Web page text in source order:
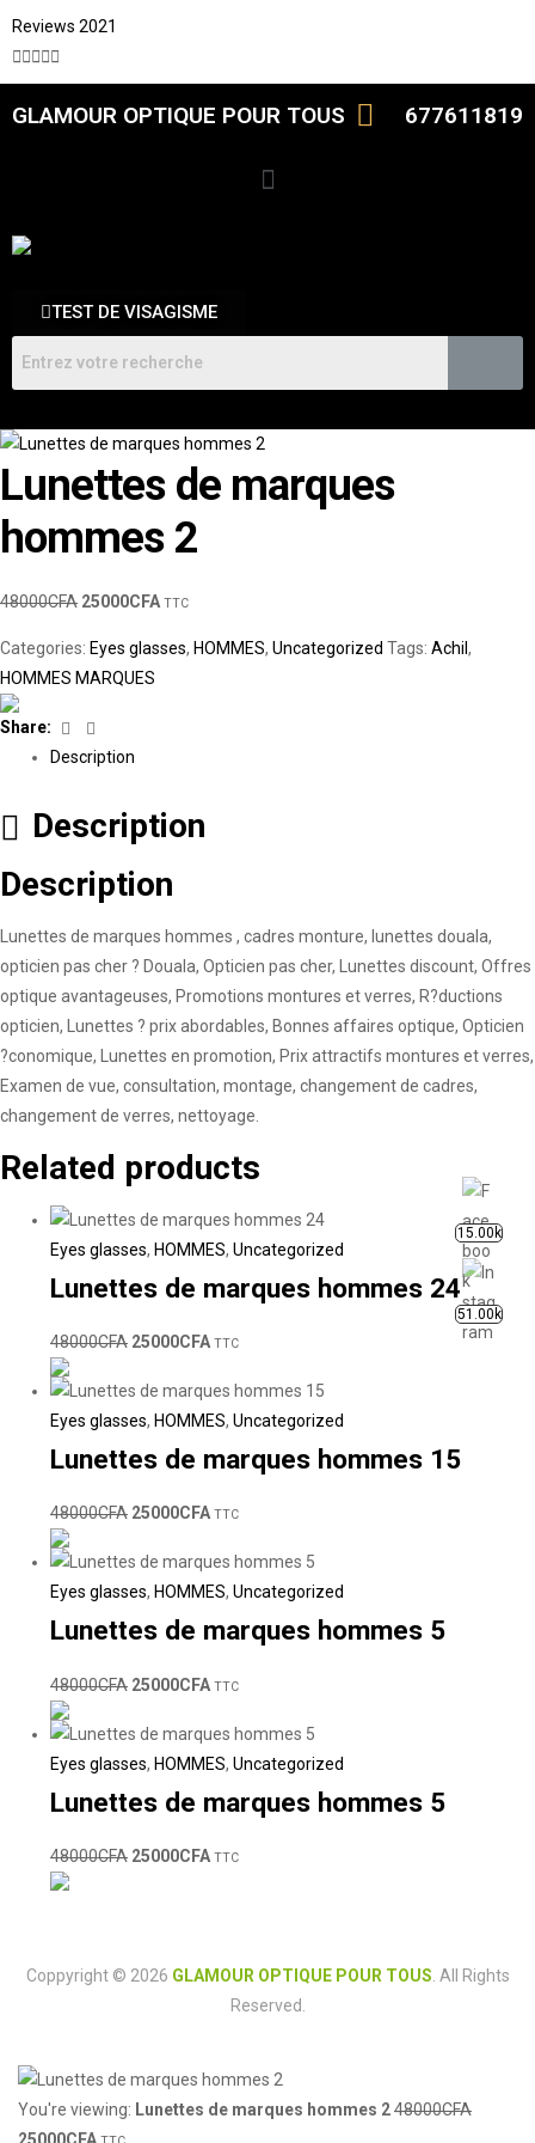
Reviews 2021

GLAMOUR OPTIQUE POUR TOUS 677611819
TEST DE VISAGISME
Lunettes de marques
hommes 2
48000CFA 25000CFA TTC
Categories: Eyes glasses, HOMMES, Uncategorized Tags: Achil ,
HOMMES MARQUES
Share: Facebook
Description
Description
Description
Lunettes de marques hommes , cadres monture, lunettes douala,
opticien pas cher ? Douala, Opticien pas cher, Lunettes discount, Offres
optique avantageuses, Promotions montures et verres, R?ductions
opticien, Lunettes ? prix abordables, Bonnes affaires optique, Opticien
?conomique, Lunettes en promotion, Prix attractifs montures et verres,
Examen de vue, consultation, montage, changement de cadres,
changement de verres, nettoyage.
Related products
Eyes glasses, HOMMES, Uncategorized
Lunettes de marques hommes 24
48000CFA 25000CFA TTC
Eyes glasses, HOMMES, Uncategorized
Lunettes de marques hommes 15
48000CFA 25000CFA TTC
Eyes glasses, HOMMES, Uncategorized
Lunettes de marques hommes 5
48000CFA 25000CFA TTC
Eyes glasses, HOMMES, Uncategorized
Lunettes de marques hommes 5
48000CFA 25000CFA TTC
Coppyright © 2026 GLAMOUR OPTIQUE POUR TOUS . All Rights
Reserved.
You're viewing: Lunettes de marques hommes 248000CFA
25000CFA
15.00k
51.00k